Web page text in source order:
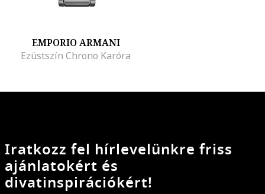
EMPORIO ARMANI
Ezüstszín Chrono Karóra
Iratkozz fel hírlevelünkre friss
ajánlatokért és
divatinspirációkért!